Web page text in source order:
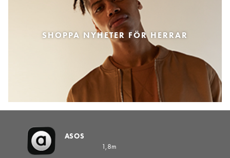
SHOPPA NYHETER FÖR HERRAR
ASOS
1,8m